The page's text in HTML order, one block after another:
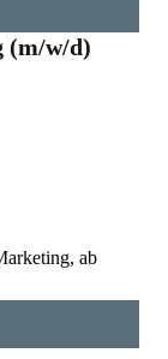
(m/w/d)
ab